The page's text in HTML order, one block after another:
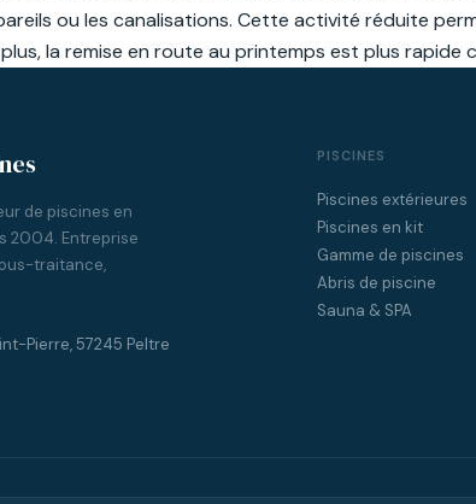
ou les canalisations. Cette activité réduite
la remise en route au printemps est plus
de piscines en
2004. Entreprise
traitance,
Pierre, 57245 Peltre
PISCINES
Piscines extérieures
Piscines en kit
Gamme de piscines
Abris de piscine
Sauna & SPA